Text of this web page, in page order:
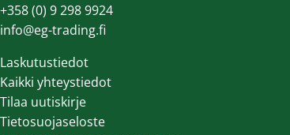
+358 (0) 9 298 9924
info@eg-trading.fi
Laskutustiedot
Kaikki yhteystiedot
Tilaa uutiskirje
Tietosuojaseloste